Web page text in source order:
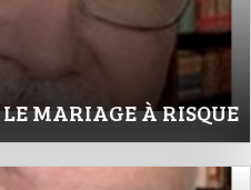
LE MARIAGE À RISQUE